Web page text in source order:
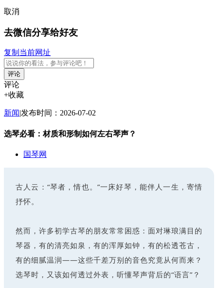
取消
去微信分享给好友
复制当前网址
评论
评论
+收藏
新闻|发布时间：2026-07-02
选琴必看：材质和形制如何左右琴声？
国琴网
古人云：“琴者，情也。”一床好琴，能伴人一生，寄情
抒怀。
然而，许多初学古琴的朋友常常困惑：面对琳琅满目的
琴器，有的清亮如泉，有的浑厚如钟，有的松透苍古，
有的细腻温润——这些千差万别的音色究竟从何而来？
选琴时，又该如何透过外表，听懂琴声背后的“语言”？